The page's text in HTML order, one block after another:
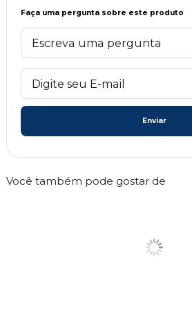
Faça uma pergunta sobre este produto
Enviar
Você também pode gostar de